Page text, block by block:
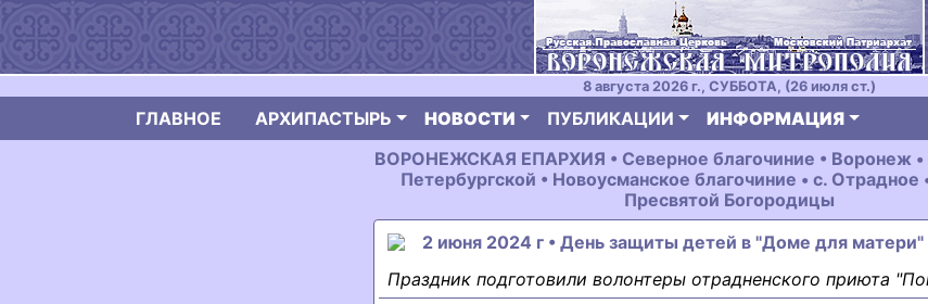
8 августа 2026 г., СУББОТА, (26 июля ст.)
ГЛАВНОЕ АРХИПАСТЫРЬ НОВОСТИ ПУБЛИКАЦИИ ИНФОРМАЦИЯ
ВОРОНЕЖСКАЯ ЕПАРХИЯ • Северное благочиние • Воронеж •
Петербургской • Новоусманское благочиние • с. Отрадное
Пресвятой Богородицы
2 июня 2024 г • День защиты детей в "Доме для матери"
Праздник подготовили волонтеры отрадненского приюта